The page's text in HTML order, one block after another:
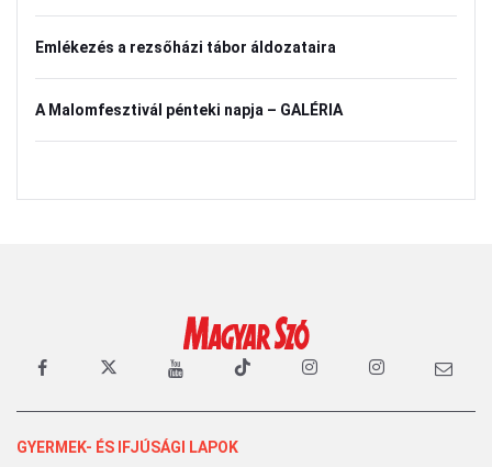
Emlékezés a rezsőházi tábor áldozataira
A Malomfesztivál pénteki napja – GALÉRIA
GYERMEK- ÉS IFJÚSÁGI LAPOK